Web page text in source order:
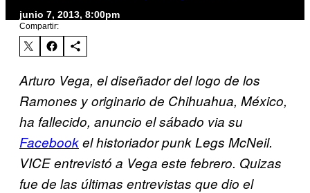
junio 7, 2013, 8:00pm
Compartir:
Arturo Vega, el diseñador del logo de los
Ramones y originario de Chihuahua, México,
ha fallecido, anuncio el sábado via su
Facebookel historiador punk Legs McNeil.
VICE entrevistó a Vega este febrero. Quizas
fue de las últimas entrevistas que dio el